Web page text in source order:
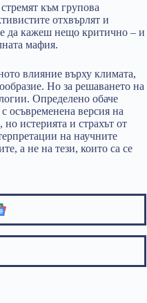
към групова
отхвърлят и
да кажеш нещо критично – и
мафия.
влияние върху климата,
Но за решаването на
Определено обаче
осъвременена версия на
истерията и страхът от
на научните
а не на тези, които са се